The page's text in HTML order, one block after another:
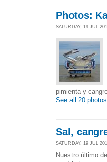
Photos:
SATURDAY, 19 JUL
pimienta y
See all 20
Sal,
SATURDAY, 19 JUL
Nuestro último